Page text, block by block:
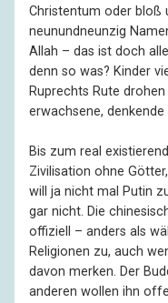
Christentum oder bloß
neunundneunzig
Allah – das ist doch
denn so was? Kinder
Ruprechts Rute
erwachsene, denkende
Bis zum real
Zivilisation ohne
will ja nicht mal Putin
gar nicht. Die
offiziell – anders als
Religionen zu, auch
davon merken. Der
anderen wollen ihn